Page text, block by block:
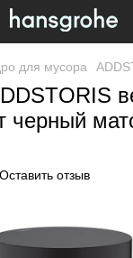
для мусора
черный
Оставить отзыв